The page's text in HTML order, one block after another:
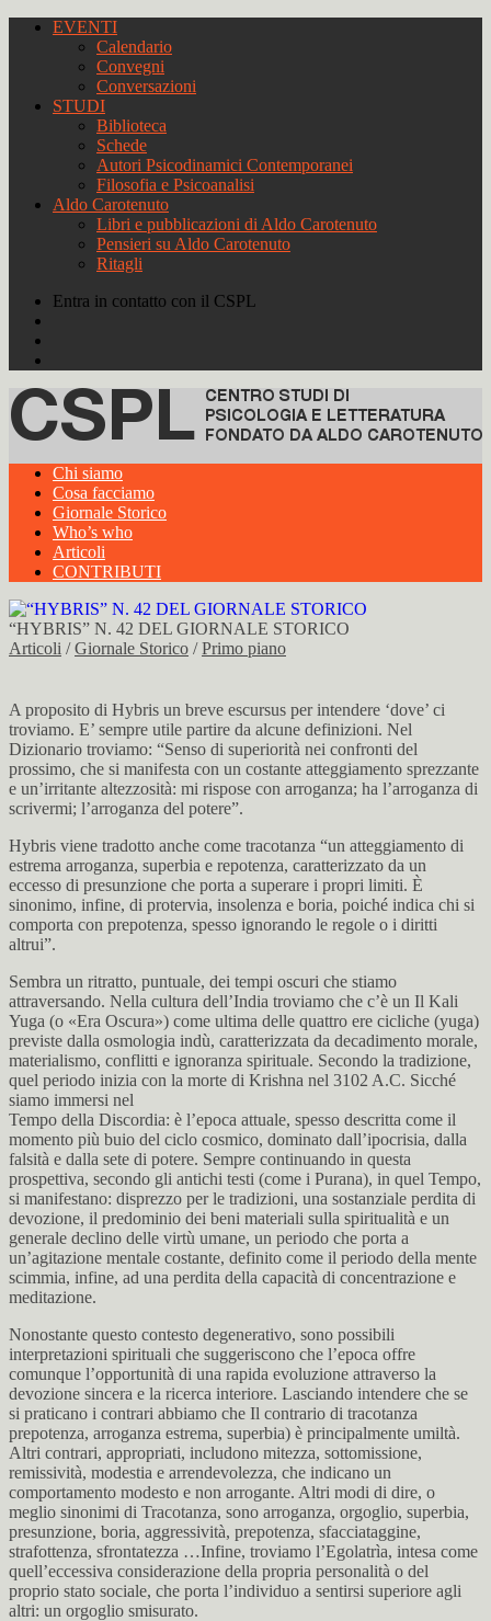
EVENTI
Calendario
Convegni
Conversazioni
STUDI
Biblioteca
Schede
Autori Psicodinamici Contemporanei
Filosofia e Psicoanalisi
Aldo Carotenuto
Libri e pubblicazioni di Aldo Carotenuto
Pensieri su Aldo Carotenuto
Ritagli
Entra in contatto con il CSPL
Chi siamo
Cosa facciamo
Giornale Storico
Who’s who
Articoli
CONTRIBUTI
“HYBRIS” N. 42 DEL GIORNALE STORICO
Articoli /Giornale Storico /Primo piano
A proposito di Hybris un breve escursus per intendere ‘dove’ ci
troviamo. E’ sempre utile partire da alcune definizioni. Nel
Dizionario troviamo: “Senso di superiorità nei confronti del
prossimo, che si manifesta con un costante atteggiamento sprezzante
e un’irritante altezzosità: mi rispose con arroganza; ha l’arroganza di
scrivermi; l’arroganza del potere”.
Hybris viene tradotto anche come tracotanza “un atteggiamento di
estrema arroganza, superbia e repotenza, caratterizzato da un
eccesso di presunzione che porta a superare i propri limiti. È
sinonimo, infine, di protervia, insolenza e boria, poiché indica chi si
comporta con prepotenza, spesso ignorando le regole o i diritti
altrui”.
Sembra un ritratto, puntuale, dei tempi oscuri che stiamo
attraversando. Nella cultura dell’India troviamo che c’è un Il Kali
Yuga (o «Era Oscura») come ultima delle quattro ere cicliche (yuga)
previste dalla osmologia indù, caratterizzata da decadimento morale,
materialismo, conflitti e ignoranza spirituale. Secondo la tradizione,
quel periodo inizia con la morte di Krishna nel 3102 A.C. Sicché
siamo immersi nel
Tempo della Discordia: è l’epoca attuale, spesso descritta come il
momento più buio del ciclo cosmico, dominato dall’ipocrisia, dalla
falsità e dalla sete di potere. Sempre continuando in questa
prospettiva, secondo gli antichi testi (come i Purana), in quel Tempo,
si manifestano: disprezzo per le tradizioni, una sostanziale perdita di
devozione, il predominio dei beni materiali sulla spiritualità e un
generale declino delle virtù umane, un periodo che porta a
un’agitazione mentale costante, definito come il periodo della mente
scimmia, infine, ad una perdita della capacità di concentrazione e
meditazione.
Nonostante questo contesto degenerativo, sono possibili
interpretazioni spirituali che suggeriscono che l’epoca offre
comunque l’opportunità di una rapida evoluzione attraverso la
devozione sincera e la ricerca interiore. Lasciando intendere che se
si praticano i contrari abbiamo che Il contrario di tracotanza
prepotenza, arroganza estrema, superbia) è principalmente umiltà.
Altri contrari, appropriati, includono mitezza, sottomissione,
remissività, modestia e arrendevolezza, che indicano un
comportamento modesto e non arrogante. Altri modi di dire, o
meglio sinonimi di Tracotanza, sono arroganza, orgoglio, superbia,
presunzione, boria, aggressività, prepotenza, sfacciataggine,
strafottenza, sfrontatezza …Infine, troviamo l’Egolatrìa, intesa come
quell’eccessiva considerazione della propria personalità o del
proprio stato sociale, che porta l’individuo a sentirsi superiore agli
altri: un orgoglio smisurato.